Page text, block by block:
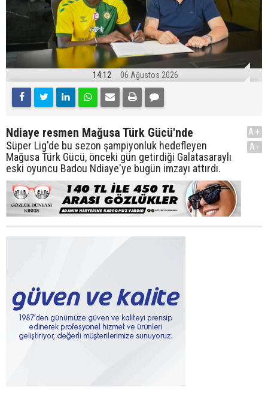
14:12 06 Ağustos 2026
Ndiaye resmen Mağusa Türk Gücü'nde
Süper Lig'de bu sezon şampiyonluk hedefleyen
Mağusa Türk Gücü, önceki gün getirdiği Galatasaraylı
eski oyuncu Badou Ndiaye'ye bugün imzayı attırdı.
A+
A-